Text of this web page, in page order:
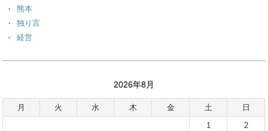
熊本
独り言
経営
2026年8月
月 火 水 木 金 土
日
1
2